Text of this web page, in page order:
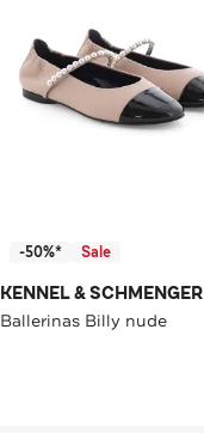
-50%* Sale
KENNEL & SCHMENGER
Ballerinas Billy nude